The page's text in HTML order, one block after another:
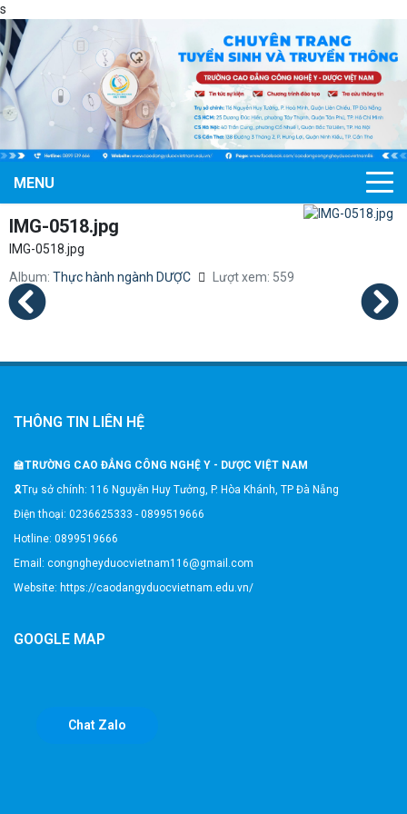
s
MENU
IMG-0518.jpg
IMG-0518.jpg
Album: Thực hành ngành DƯỢC Lượt xem: 559
THÔNG TIN LIÊN HỆ
🏫TRƯỜNG CAO ĐẲNG CÔNG NGHỆ Y - DƯỢC VIỆT NAM
🎗️Trụ sở chính: 116 Nguyễn Huy Tưởng, P. Hòa Khánh, TP Đà Nẵng
Điện thoại: 0236625333 - 0899519666
Hotline: 0899519666
Email: congngheyduocvietnam116@gmail.com
Website: https://caodangyduocvietnam.edu.vn/
GOOGLE MAP
Chat Zalo